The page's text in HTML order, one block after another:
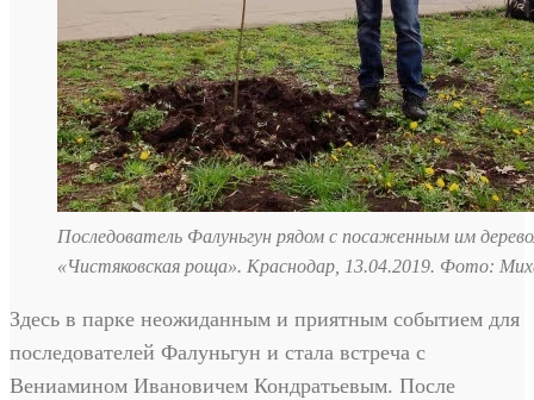
Последователь Фалуньгун рядом с посаженным им
«Чистяковская роща». Краснодар, 13.04.2019. Фото:
Здесь в парке неожиданным и приятным событием для
последователей Фалуньгун и стала встреча с
Вениамином Ивановичем Кондратьевым. После